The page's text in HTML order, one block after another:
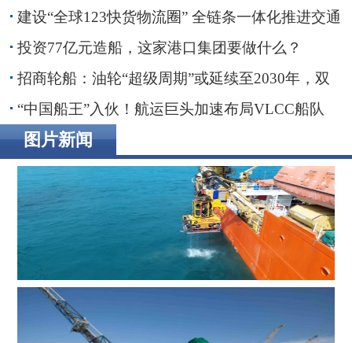
交通运输“十五五”规划》印发
建设“全球123快货物流圈” 全链条一体化推进交通
物流降本提质增效
投资77亿元造船，这家港口集团要做什么？
招商轮船：油轮“超级周期”或延续至2030年，双
海峡风险正在重塑全球航运
“中国船王”入伙！航运巨头加速布局VLCC船队
图片新闻
辉固深水ROV服务助力印度海上钻井作业